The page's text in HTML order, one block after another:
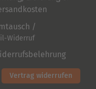
/
Widerruf
Vertrag widerrufen